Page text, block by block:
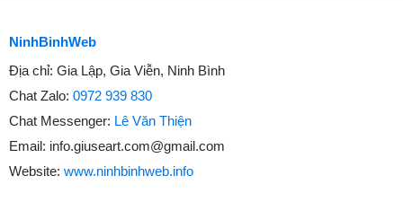
NinhBinhWeb
Địa chỉ: Gia Lập, Gia Viễn, Ninh Bình
Chat Zalo: 0972 939 830
Chat Messenger: Lê Văn Thiện
Email: info.giuseart.com@gmail.com
Website: www.ninhbinhweb.info